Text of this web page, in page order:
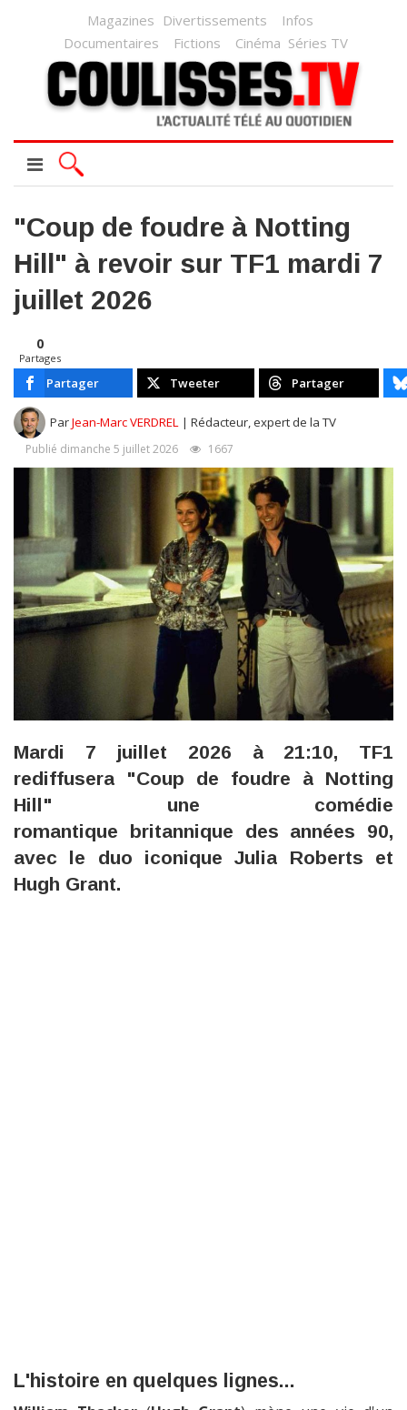
Magazines Divertissements
Infos
Documentaires
Fictions Cinéma Séries TV
"Coup de foudre à Notting
Hill" à revoir sur TF1 mardi 7
juillet 2026
0
Partages
Partager Tweeter Partager
ParJean-Marc VERDREL | Rédacteur, expert de la TV
Publié dimanche 5 juillet 2026 1667
Mardi 7 juillet 2026 à 21:10, TF1
rediffusera "Coup de foudre à Notting
Hill" une comédie
romantique britannique des années 90,
avec le duo iconique Julia Roberts et
Hugh Grant.
L'histoire en quelques lignes...